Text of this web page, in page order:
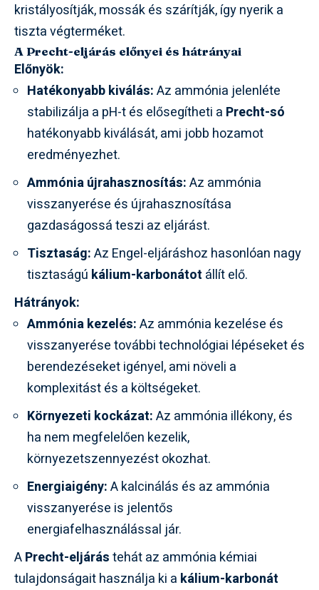
kristályosítják, mossák és szárítják, így nyerik a
tiszta végterméket.
A Precht-eljárás előnyei és hátrányai
Előnyök:
Hatékonyabb kiválás:Az ammónia jelenléte
stabilizálja a pH-t és elősegítheti a Precht-só
hatékonyabb kiválását, ami jobb hozamot
eredményezhet.
Ammónia újrahasznosítás:Az ammónia
visszanyerése és újrahasznosítása
gazdaságossá teszi az eljárást.
Tisztaság:Az Engel-eljáráshoz hasonlóan nagy
tisztaságú kálium-karbonátot állít elő.
Hátrányok:
Ammónia kezelés:Az ammónia kezelése és
visszanyerése további technológiai lépéseket és
berendezéseket igényel, ami növeli a
komplexitást és a költségeket.
Környezeti kockázat:Az ammónia illékony, és
ha nem megfelelően kezelik,
környezetszennyezést okozhat.
Energiaigény:A kalcinálás és az ammónia
visszanyerése is jelentős
energiafelhasználással jár.
APrecht-eljárástehát az ammónia kémiai
tulajdonságait használja ki a kálium-karbonát